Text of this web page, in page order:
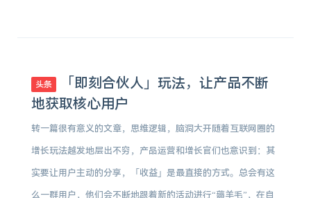
头条
「即刻合伙人」玩法，让产品不断
地获取核心用户
转一篇很有意义的文章，思维逻辑，脑洞大开随着互联网圈的
增长玩法越发地层出不穷，产品运营和增长官们也意识到：其
实要让用户主动的分享，「收益」是最直接的方式。总会有这
么一群用户，他们会不断地跟着新的活动进行“薅羊毛”，在自